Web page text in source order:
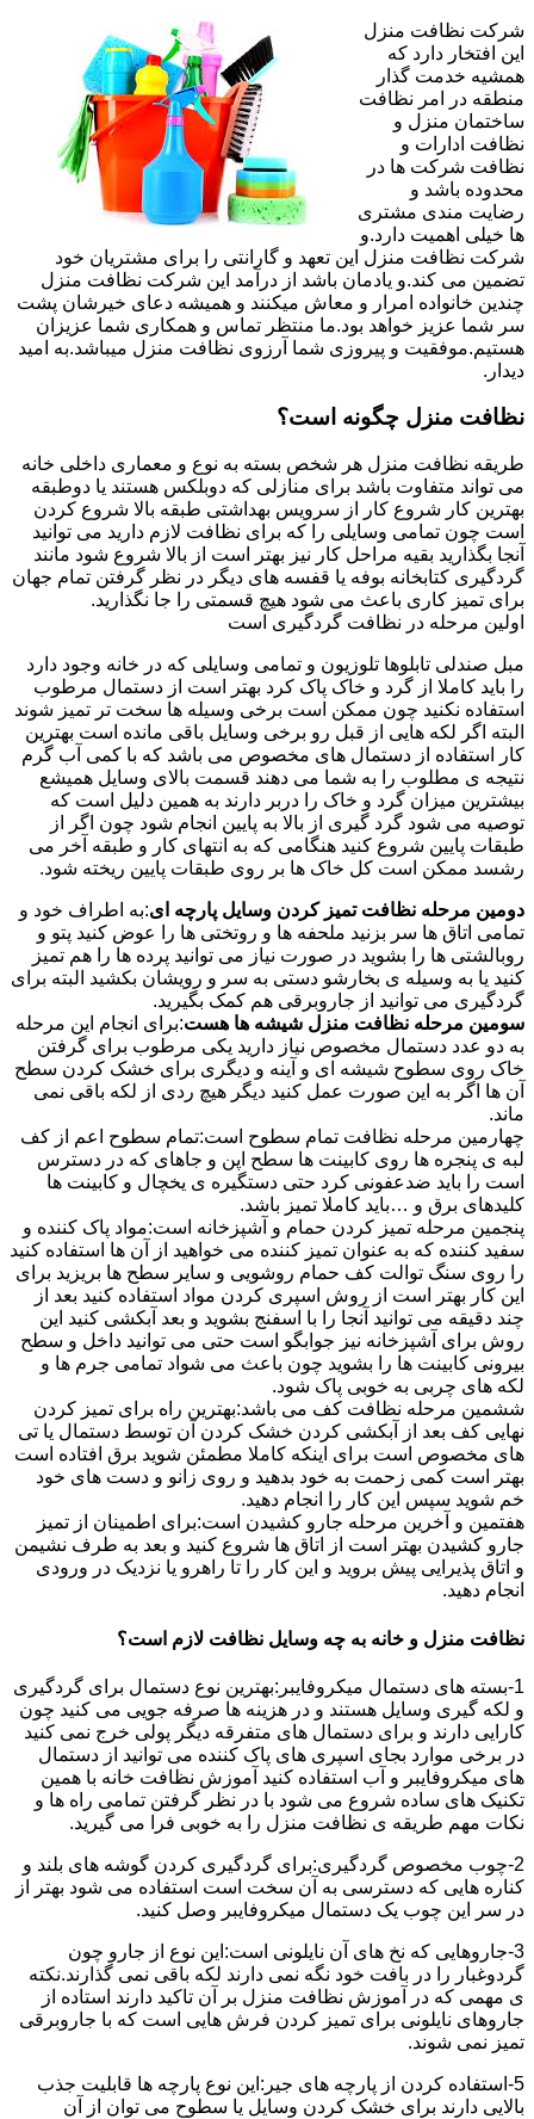
شرکت نظافت منزل
این افتخار دارد که
همشیه خدمت گذار
منطقه در امر نظافت
ساختمان منزل و
نظافت ادارات و
نظافت شرکت ها در
محدوده باشد و
رضایت مندی مشتری
ها خیلی اهمیت دارد.و
شرکت نظافت منزل این تعهد و گارانتی را برای مشتریان خود
تضمین می کند.و یادمان باشد از درآمد این شرکت نظافت منزل
چندین خانواده امرار و معاش میکنند و همیشه دعای خیرشان پشت
سر شما عزیز خواهد بود.ما منتظر تماس و همکاری شما عزیزان
هستیم.موفقیت و پیروزی شما آرزوی نظافت منزل میباشد.به امید
دیدار.
نظافت منزل چگونه است؟
طریقه نظافت منزل هر شخص بسته به نوع و معماری داخلی خانه
می تواند متفاوت باشد برای منازلی که دوبلکس هستند یا دوطبقه
بهترین کار شروع کار از سرویس بهداشتی طبقه بالا شروع کردن
است چون تمامی وسایلی را که برای نظافت لازم دارید می توانید
آنجا بگذارید بقیه مراحل کار نیز بهتر است از بالا شروع شود مانند
گردگیری کتابخانه بوفه یا قفسه های دیگر در نظر گرفتن تمام جهان
برای تمیز کاری باعث می شود هیچ قسمتی را جا نگذارید.
اولین مرحله در نظافت گردگیری است
مبل صندلی تابلوها تلوزیون و تمامی وسایلی که در خانه وجود دارد
را باید کاملا از گرد و خاک پاک کرد بهتر است از دستمال مرطوب
استفاده نکنید چون ممکن است برخی وسیله ها سخت تر تمیز شوند
البته اگر لکه هایی از قبل رو برخی وسایل باقی مانده است بهترین
کار استفاده از دستمال های مخصوص می باشد که با کمی آب گرم
نتیجه ی مطلوب را به شما می دهند قسمت بالای وسایل همیشع
بیشترین میزان گرد و خاک را دربر دارند به همین دلیل است که
توصیه می شود گرد گیری از بالا به پایین انجام شود چون اگر از
طبقات پایین شروع کنید هنگامی که به انتهای کار و طبقه آخر می
رشسد ممکن است کل خاک ها بر روی طبقات پایین ریخته شود.
دومین مرحله نظافت تمیز کردن وسایل پارچه ای:به اطراف خود و
تمامی اتاق ها سر بزنید ملحفه ها و روتختی ها را عوض کنید پتو و
روبالشتی ها را بشوید در صورت نیاز می توانید پرده ها را هم تمیز
کنید یا به وسیله ی بخارشو دستی به سر و رویشان بکشید البته برای
گردگیری می توانید از جاروبرقی هم کمک بگیرید.
سومین مرحله نظافت منزل شیشه ها هست:برای انجام این مرحله
به دو عدد دستمال مخصوص نیاز دارید یکی مرطوب برای گرفتن
خاک روی سطوح شیشه ای و آینه و دیگری برای خشک کردن سطح
آن ها اگر به این صورت عمل کنید دیگر هیچ ردی از لکه باقی نمی
ماند.
چهارمین مرحله نظافت تمام سطوح است:تمام سطوح اعم از کف
لبه ی پنجره ها روی کابینت ها سطح اپن و جاهای که در دسترس
است را باید ضدعفونی کرد حتی دستگیره ی یخچال و کابینت ها
کلیدهای برق و …باید کاملا تمیز باشد.
پنجمین مرحله تمیز کردن حمام و آشپزخانه است:مواد پاک کننده و
سفید کننده که به عنوان تمیز کننده می خواهید از آن ها استفاده کنید
را روی سنگ توالت کف حمام روشویی و سایر سطح ها بریزید برای
این کار بهتر است از روش اسپری کردن مواد استفاده کنید بعد از
چند دقیقه می توانید آنجا را با اسفنج بشوید و بعد آبکشی کنید این
روش برای آشپزخانه نیز جوابگو است حتی می توانید داخل و سطح
بیرونی کابینت ها را بشوید چون باعث می شواد تمامی جرم ها و
لکه های چربی به خوبی پاک شود.
ششمین مرحله نظافت کف می باشد:بهترین راه برای تمیز کردن
نهایی کف بعد از آبکشی کردن خشک کردن آن توسط دستمال یا تی
های مخصوص است برای اینکه کاملا مطمئن شوید برق افتاده است
بهتر است کمی زحمت به خود بدهید و روی زانو و دست های خود
خم شوید سپس این کار را انجام دهید.
هفتمین و آخرین مرحله جارو کشیدن است:برای اطمینان از تمیز
جارو کشیدن بهتر است از اتاق ها شروع کنید و بعد به طرف نشیمن
و اتاق پذیرایی پیش بروید و این کار را تا راهرو یا نزدیک در ورودی
انجام دهید.
نظافت منزل و خانه به چه وسایل نظافت لازم است؟
1-بسته های دستمال میکروفایبر:بهترین نوع دستمال برای گردگیری
و لکه گیری وسایل هستند و در هزینه ها صرفه جویی می کنید چون
کارایی دارند و برای دستمال های متفرقه دیگر پولی خرج نمی کنید
در برخی موارد بجای اسپری های پاک کننده می توانید از دستمال
های میکروفایبر و آب استفاده کنید آموزش نظافت خانه با همین
تکنیک های ساده شروع می شود با در نظر گرفتن تمامی راه ها و
نکات مهم طریقه ی نظافت منزل را به خوبی فرا می گیرید.
2-چوب مخصوص گردگیری:برای گردگیری کردن گوشه های بلند و
کناره هایی که دسترسی به آن سخت است استفاده می شود بهتر از
در سر این چوب یک دستمال میکروفایبر وصل کنید.
3-جاروهایی که نخ های آن نایلونی است:این نوع از جارو چون
گردوغبار را در بافت خود نگه نمی دارند لکه باقی نمی گذارند.نکته
ی مهمی که در آموزش نظافت منزل بر آن تاکید دارند استاده از
جاروهای نایلونی برای تمیز کردن فرش هایی است که با جاروبرقی
تمیز نمی شوند.
5-استفاده کردن از پارچه های جیر:این نوع پارچه ها قابلیت جذب
بالایی دارند برای خشک کردن وسایل یا سطوح می توان از آن